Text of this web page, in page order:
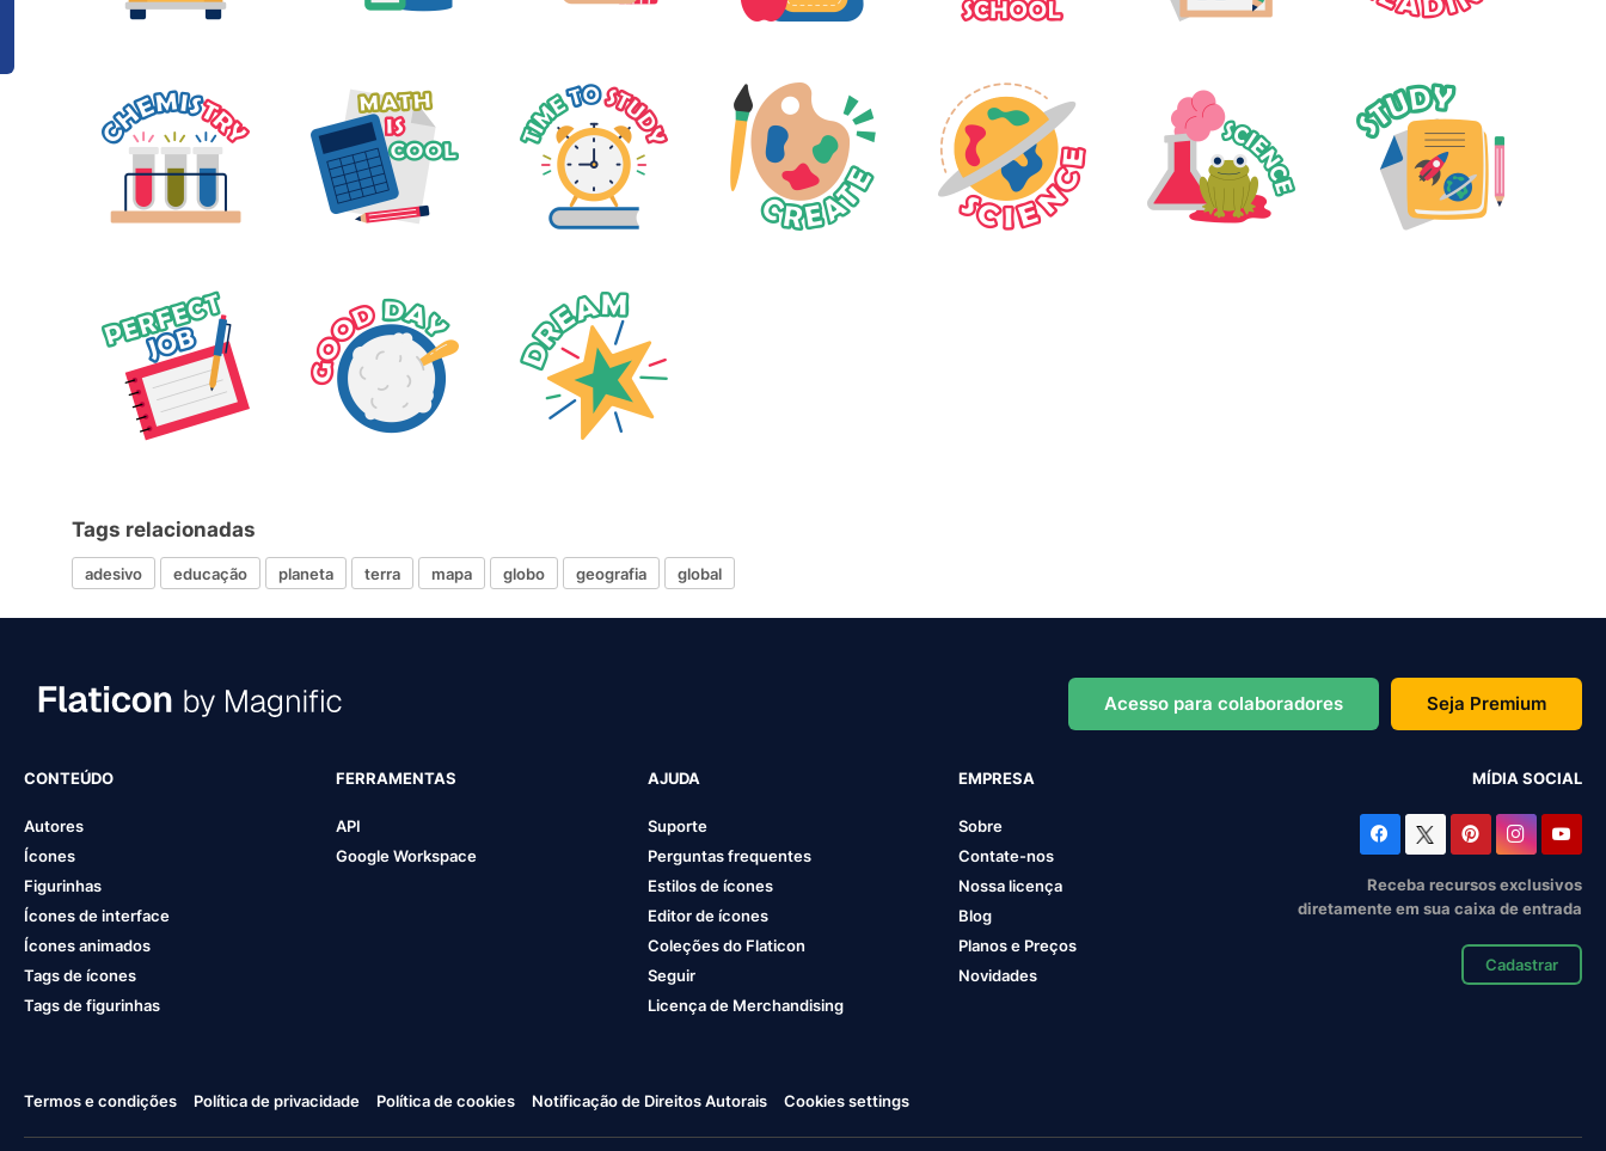
Tags relacionadas
adesivo educação planeta terra mapa globo geografia global
Acesso para colaboradores Seja Premium
CONTEÚDO
Autores
Ícones
Figurinhas
Ícones de interface
Ícones animados
Tags de ícones
Tags de figurinhas
FERRAMENTAS
API
Google Workspace
AJUDA
Suporte
Perguntas frequentes
Estilos de ícones
Editor de ícones
Coleções do Flaticon
Seguir
Licença de Merchandising
EMPRESA
Sobre
Contate-nos
Nossa licença
Blog
Planos e Preços
Novidades
MÍDIA SOCIAL
Receba recursos exclusivos
diretamente em sua caixa de entrada
Cadastrar
Termos e condições Política de privacidade Política de cookies Notificação de Direitos Autorais Cookies settings